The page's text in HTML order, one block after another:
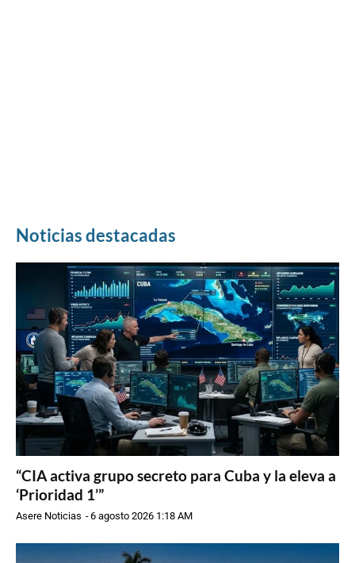
Noticias destacadas
“CIA activa grupo secreto para Cuba y la eleva a
‘Prioridad 1’”
Asere Noticias -6 agosto 2026 1:18 AM